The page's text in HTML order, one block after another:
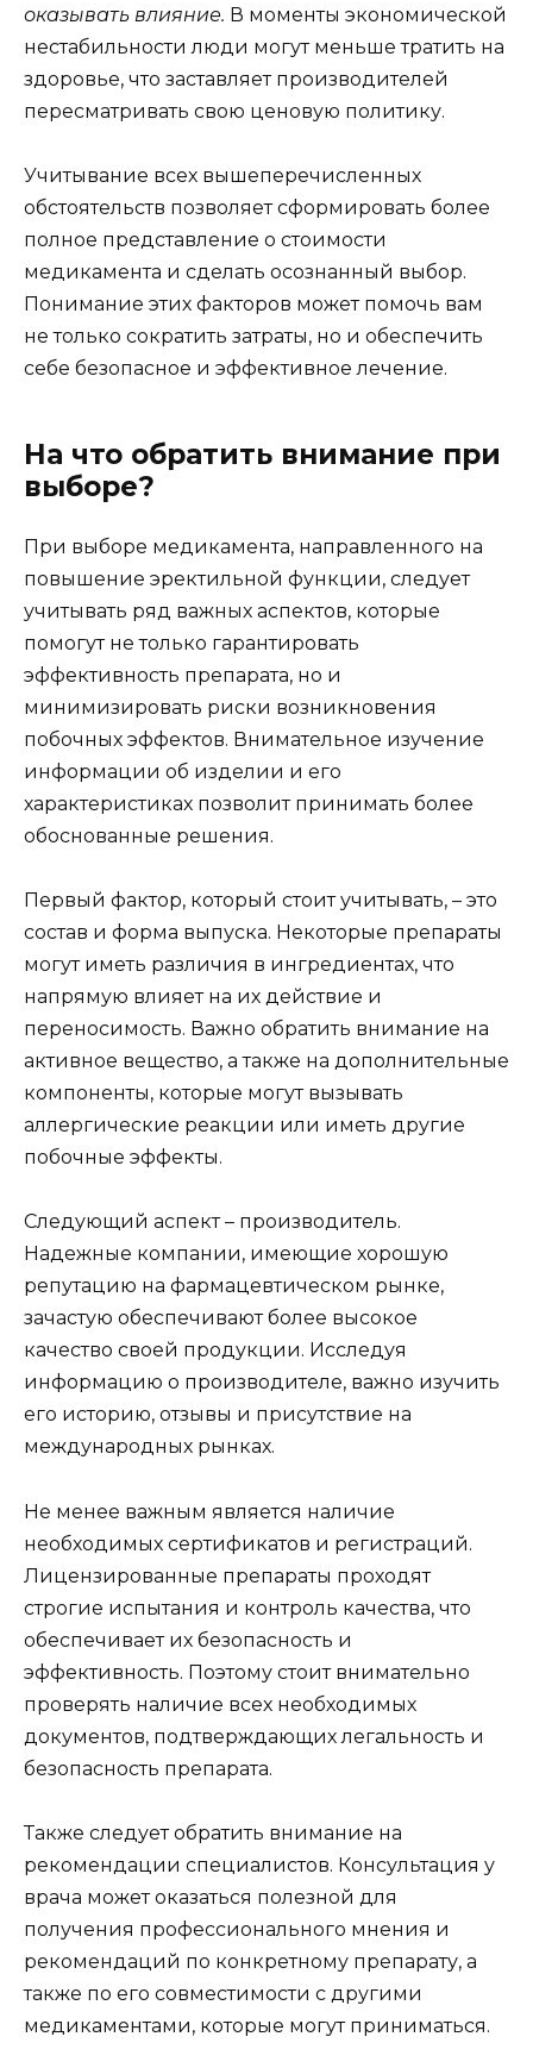
оказывать влияние. В моменты экономической
нестабильности люди могут меньше тратить на
здоровье, что заставляет производителей
пересматривать свою ценовую политику.
Учитывание всех вышеперечисленных
обстоятельств позволяет сформировать более
полное представление о стоимости
медикамента и сделать осознанный выбор.
Понимание этих факторов может помочь вам
не только сократить затраты, но и обеспечить
себе безопасное и эффективное лечение.
На что обратить внимание при
выборе?
При выборе медикамента, направленного на
повышение эректильной функции, следует
учитывать ряд важных аспектов, которые
помогут не только гарантировать
эффективность препарата, но и
минимизировать риски возникновения
побочных эффектов. Внимательное изучение
информации об изделии и его
характеристиках позволит принимать более
обоснованные решения.
Первый фактор, который стоит учитывать, – это
состав и форма выпуска. Некоторые препараты
могут иметь различия в ингредиентах, что
напрямую влияет на их действие и
переносимость. Важно обратить внимание на
активное вещество, а также на дополнительные
компоненты, которые могут вызывать
аллергические реакции или иметь другие
побочные эффекты.
Следующий аспект – производитель.
Надежные компании, имеющие хорошую
репутацию на фармацевтическом рынке,
зачастую обеспечивают более высокое
качество своей продукции. Исследуя
информацию о производителе, важно изучить
его историю, отзывы и присутствие на
международных рынках.
Не менее важным является наличие
необходимых сертификатов и регистраций.
Лицензированные препараты проходят
строгие испытания и контроль качества, что
обеспечивает их безопасность и
эффективность. Поэтому стоит внимательно
проверять наличие всех необходимых
документов, подтверждающих легальность и
безопасность препарата.
Также следует обратить внимание на
рекомендации специалистов. Консультация у
врача может оказаться полезной для
получения профессионального мнения и
рекомендаций по конкретному препарату, а
также по его совместимости с другими
медикаментами, которые могут приниматься.